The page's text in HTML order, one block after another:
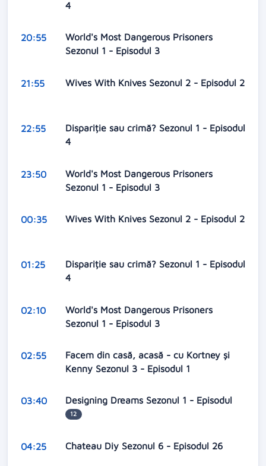
4
20:55
World's Most Dangerous Prisoners
Sezonul 1 - Episodul 3
21:55 Wives With Knives Sezonul 2 - Episodul 2
22:55
Dispariție sau crimă? Sezonul 1 - Episodul
4
23:50
World's Most Dangerous Prisoners
Sezonul 1 - Episodul 3
00:35 Wives With Knives Sezonul 2 - Episodul 2
01:25
Dispariție sau crimă? Sezonul 1 - Episodul
4
02:10
World's Most Dangerous Prisoners
Sezonul 1 - Episodul 3
02:55
Facem din casă, acasă - cu Kortney și
Kenny Sezonul 3 - Episodul 1
03:40 Designing Dreams Sezonul 1 - Episodul
12
04:25 Chateau Diy Sezonul 6 - Episodul 26